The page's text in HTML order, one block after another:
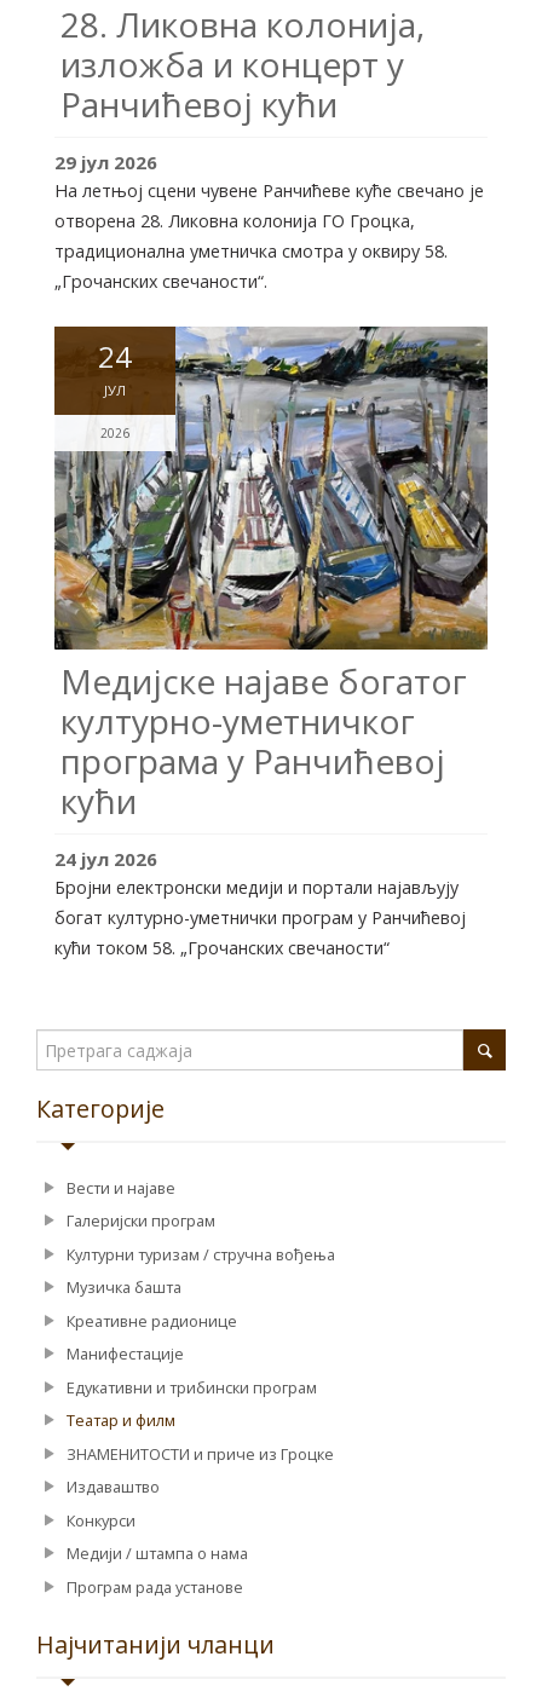
28. Ликовна колонија,
изложба и концерт у
Ранчићевој кући
29 јул 2026
На летњој сцени чувене Ранчићеве куће свечано је
отворена 28. Ликовна колонија ГО Гроцка,
традиционална уметничка смотра у оквиру 58.
„Грочанских свечаности“.
24
ЈУЛ
2026
Медијске најаве богатог
културно-уметничког
програма у Ранчићевој
кући
24 јул 2026
Бројни електронски медији и портали најављују
богат културно-уметнички програм у Ранчићевој
кући током 58. „Грочанских свечаности“
Категорије
Вести и најаве
Галеријски програм
Културни туризам / стручна вођења
Музичка башта
Креативне радионице
Манифестације
Едукативни и трибински програм
Театар и филм
ЗНАМЕНИТОСТИ и приче из Гроцке
Издаваштво
Конкурси
Медији / штампа о нама
Програм рада установе
Најчитанији чланци